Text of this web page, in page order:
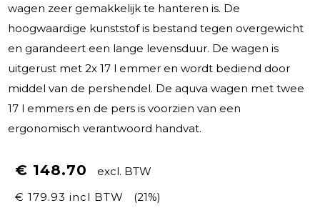
wagen zeer gemakkelijk te hanteren is. De
hoogwaardige kunststof is bestand tegen overgewicht
en garandeert een lange levensduur. De wagen is
uitgerust met 2x 17 l emmer en wordt bediend door
middel van de pershendel. De aquva wagen met twee
17 l emmers en de pers is voorzien van een
ergonomisch verantwoord handvat.
€ 148.70
excl. BTW
€ 179.93 incl BTW
(21%)